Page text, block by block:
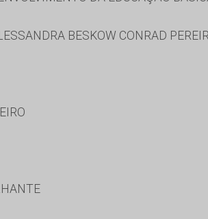
BESKOW CONRAD